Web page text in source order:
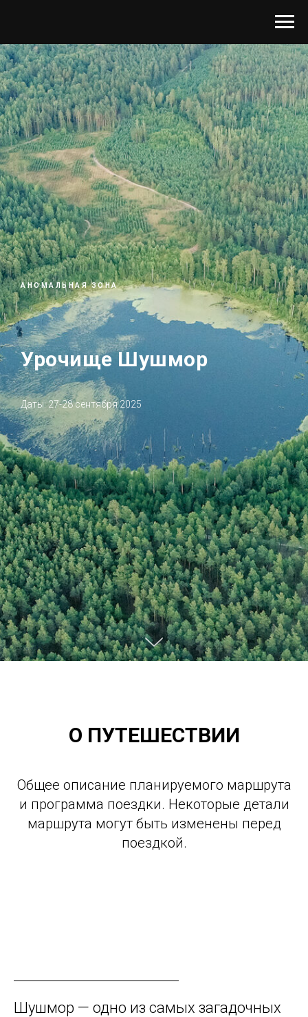
АНОМАЛЬНАЯ ЗОНА
Урочище Шушмор
Даты: 27-28 сентября 2025
О ПУТЕШЕСТВИИ
Общее описание планируемого маршрута
и программа поездки. Некоторые детали
маршрута могут быть изменены перед
поездкой.
Шушмор — одно из самых загадочных